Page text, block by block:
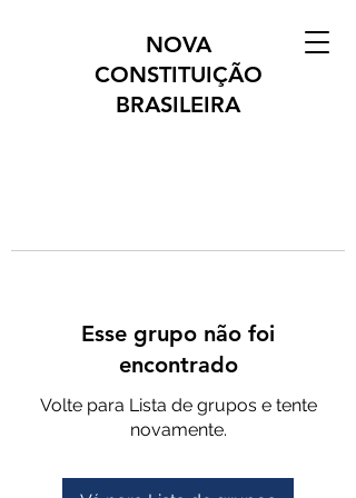
NOVA
CONSTITUIÇÃO
BRASILEIRA
Esse grupo não foi
encontrado
Volte para Lista de grupos e tente
novamente.